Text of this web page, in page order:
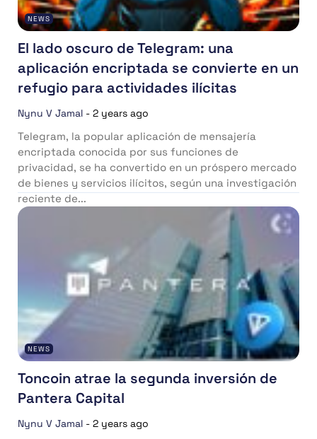
NEWS
El lado oscuro de Telegram: una
aplicación encriptada se convierte en un
refugio para actividades ilícitas
Nynu V Jamal - 2 years ago
Telegram, la popular aplicación de mensajería
encriptada conocida por sus funciones de
privacidad, se ha convertido en un próspero mercado
de bienes y servicios ilícitos, según una investigación
reciente de...
NEWS
Toncoin atrae la segunda inversión de
Pantera Capital
Nynu V Jamal - 2 years ago